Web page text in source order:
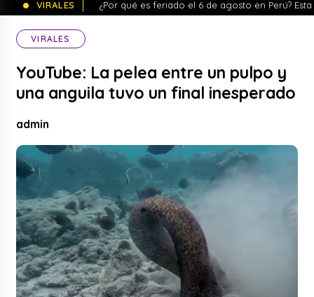
VIRALES
¿Por qué es feriado el 6 de agosto en Perú?
VIRALES
YouTube: La pelea entre un pulpo y
una anguila tuvo un final inesperado
admin